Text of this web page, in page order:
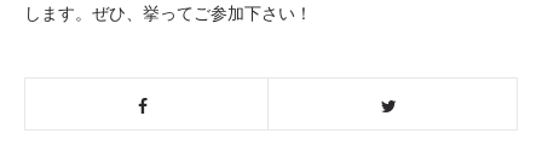
します。ぜひ、挙ってご参加下さい！